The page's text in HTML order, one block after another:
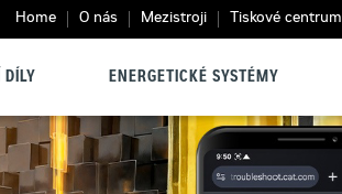
Home O nás Mezistroji Tiskové centrum
ENERGETICKÉ SYSTÉMY